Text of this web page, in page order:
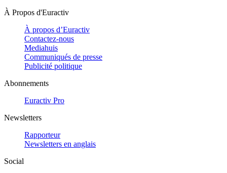
À Propos d'Euractiv
À propos d’Euractiv
Contactez-nous
Mediahuis
Communiqués de presse
Publicité politique
Abonnements
Euractiv Pro
Newsletters
Rapporteur
Newsletters en anglais
Social